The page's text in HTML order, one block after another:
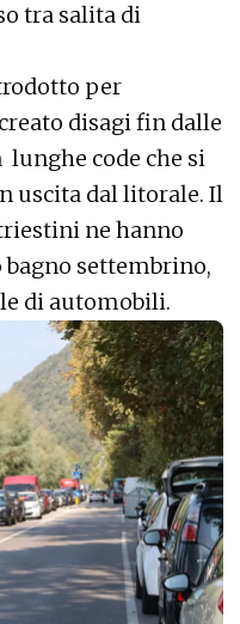
tra salita di
per
disagi fin dalle
code che si
uscita dal litorale. Il
ne hanno
settembrino,
di automobili.